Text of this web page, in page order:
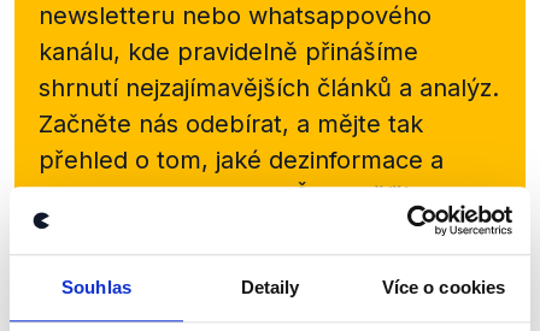
Souhlas Detaily Více o cookies
newsletteru nebo whatsappového
kanálu, kde pravidelně přinášíme
shrnutí nejzajímavějších článků a analýz.
Začněte nás odebírat, a mějte tak
přehled o tom, jaké dezinformace a
nepravdy se zrovna v Česku šíří.